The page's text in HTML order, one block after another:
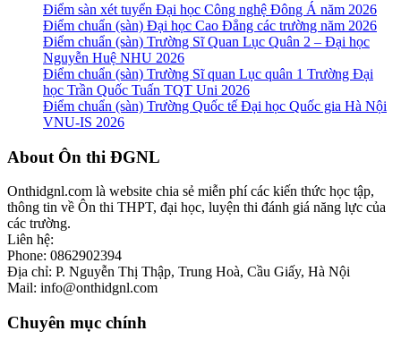
Điểm sàn xét tuyển Đại học Công nghệ Đông Á năm 2026
Điểm chuẩn (sàn) Đại học Cao Đẳng các trường năm 2026
Điểm chuẩn (sàn) Trường Sĩ Quan Lục Quân 2 – Đại học
Nguyễn Huệ NHU 2026
Điểm chuẩn (sàn) Trường Sĩ quan Lục quân 1 Trường Đại
học Trần Quốc Tuấn TQT Uni 2026
Điểm chuẩn (sàn) Trường Quốc tế Đại học Quốc gia Hà Nội
VNU-IS 2026
Footer
About Ôn thi ĐGNL
Onthidgnl.com là website chia sẻ miễn phí các kiến thức học tập,
thông tin về Ôn thi THPT, đại học, luyện thi đánh giá năng lực của
các trường.
Liên hệ:
Phone: 0862902394
Địa chỉ: P. Nguyễn Thị Thập, Trung Hoà, Cầu Giấy, Hà Nội
Mail: info@onthidgnl.com
Chuyên mục chính